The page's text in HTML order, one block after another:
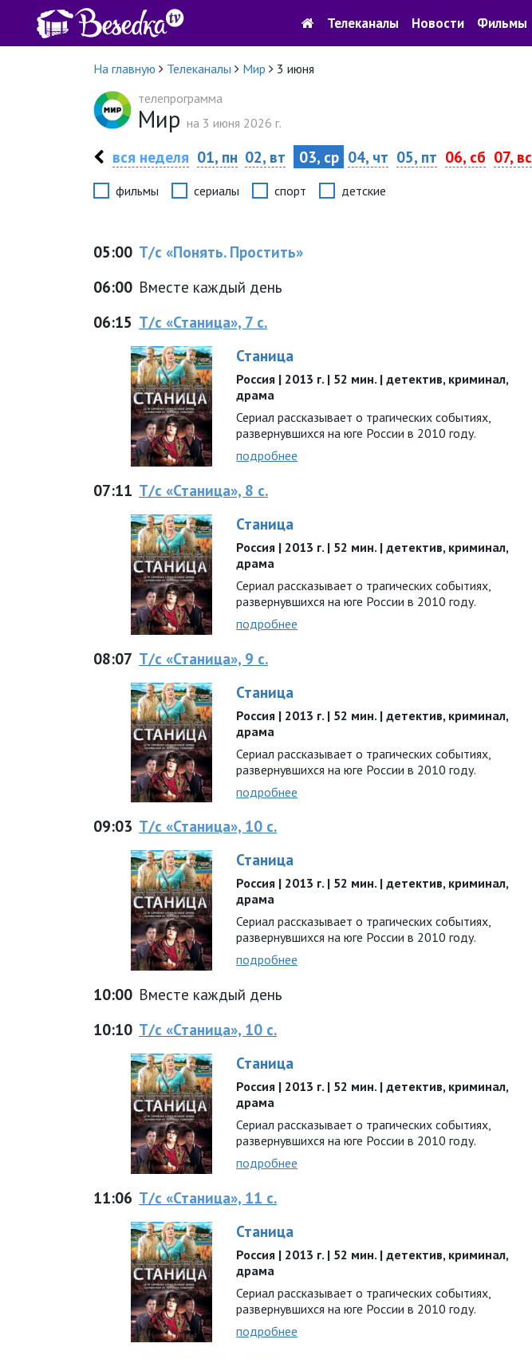
Телеканалы Новости Фильмы
На главную Телеканалы Мир
3 июня
телепрограмма
Мир на 3 июня 2026 г.
вся неделя 01, пн 02, вт 03, ср 04, чт 05, пт 06, сб 07, вс
фильмы сериалы спорт детские
05:00 Т/с «Понять. Простить»
06:00 Вместе каждый день
06:15 Т/с «Станица», 7 с.
Станица
Россия | 2013 г. | 52 мин. | детектив, криминал,
драма
Сериал рассказывает о трагических событиях,
развернувшихся на юге России в 2010 году.
подробнее
07:11 Т/с «Станица», 8 с.
Станица
Россия | 2013 г. | 52 мин. | детектив, криминал,
драма
Сериал рассказывает о трагических событиях,
развернувшихся на юге России в 2010 году.
подробнее
08:07 Т/с «Станица», 9 с.
Станица
Россия | 2013 г. | 52 мин. | детектив, криминал,
драма
Сериал рассказывает о трагических событиях,
развернувшихся на юге России в 2010 году.
подробнее
09:03 Т/с «Станица», 10 с.
Станица
Россия | 2013 г. | 52 мин. | детектив, криминал,
драма
Сериал рассказывает о трагических событиях,
развернувшихся на юге России в 2010 году.
подробнее
10:00 Вместе каждый день
10:10 Т/с «Станица», 10 с.
Станица
Россия | 2013 г. | 52 мин. | детектив, криминал,
драма
Сериал рассказывает о трагических событиях,
развернувшихся на юге России в 2010 году.
подробнее
11:06 Т/с «Станица», 11 с.
Станица
Россия | 2013 г. | 52 мин. | детектив, криминал,
драма
Сериал рассказывает о трагических событиях,
развернувшихся на юге России в 2010 году.
подробнее